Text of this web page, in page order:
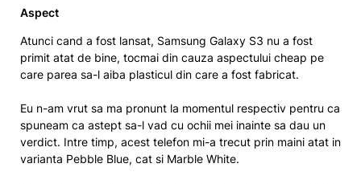
Aspect
Atunci cand a fost lansat, Samsung Galaxy S3 nu a fost
primit atat de bine, tocmai din cauza aspectului cheap pe
care parea sa-l aiba plasticul din care a fost fabricat.
Eu n-am vrut sa ma pronunt la momentul respectiv pentru ca
spuneam ca astept sa-l vad cu ochii mei inainte sa dau un
verdict. Intre timp, acest telefon mi-a trecut prin maini atat in
varianta Pebble Blue, cat si Marble White.